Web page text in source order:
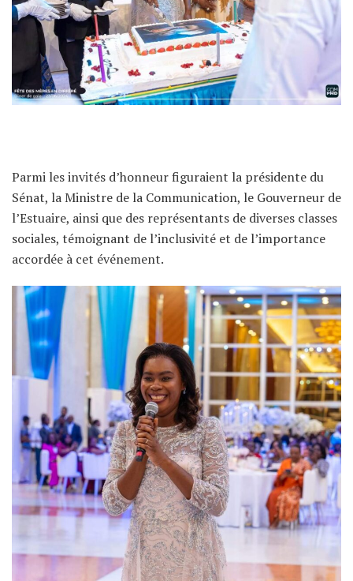
Parmi les invités d’honneur figuraient la présidente du
Sénat, la Ministre de la Communication, le Gouverneur de
l’Estuaire, ainsi que des représentants de diverses classes
sociales, témoignant de l’inclusivité et de l’importance
accordée à cet événement.